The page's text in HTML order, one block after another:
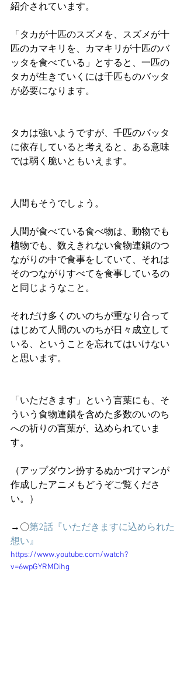
紹介されています。
「タカが十匹のスズメを、スズメが十
匹のカマキリを、カマキリが十匹のバ
ッタを食べている」とすると、一匹の
タカが生きていくには千匹ものバッタ
が必要になります。
タカは強いようですが、千匹のバッタ
に依存していると考えると、ある意味
では弱く脆いともいえます。
人間もそうでしょう。
人間が食べている食べ物は、動物でも
植物でも、数えきれない食物連鎖のつ
ながりの中で食事をしていて、それは
そのつながりすべてを食事しているの
と同じようなこと。
それだけ多くのいのちが重なり合って
はじめて人間のいのちが日々成立して
いる、ということを忘れてはいけない
と思います。
「いただきます」という言葉にも、そ
ういう食物連鎖を含めた多数のいのち
への祈りの言葉が、込められていま
す。
（アップダウン扮するぬかづけマンが
作成したアニメもどうぞご覧くださ
い。）
→〇第2話『いただきますに込められた
想い』
https://www.youtube.com/watch?
v=6wpGYRMDihg